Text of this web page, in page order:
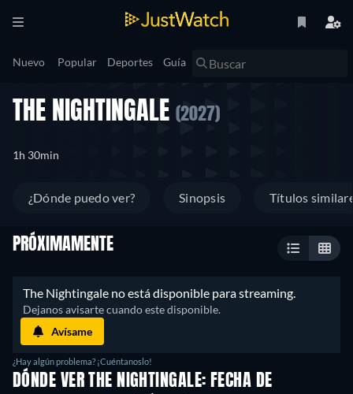
Nuevo Popular Deportes Guía
THE NIGHTINGALE (2027)
1h 30min
¿Dónde puedo ver? Sinopsis Títulos
PRÓXIMAMENTE
The Nightingale no está disponible para streaming.
Dejanos avisarte cuando este disponible.
Avísame
¿Hay algún problema? ¡Cuéntanoslo!
DÓNDE VER THE NIGHTINGALE: FECHA DE